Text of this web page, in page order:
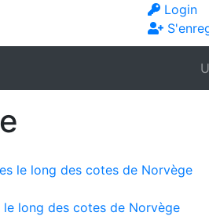
Login
le long des cotes de Norvège